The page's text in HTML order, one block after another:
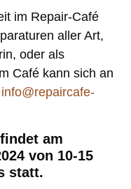
im Repair-Café
aller Art,
oder als
Café kann sich an
info@repaircafe-
am
von 10-15
statt.